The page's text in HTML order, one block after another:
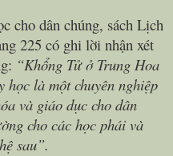
dân chúng, sách Lịch
225 có ghi lời nhận xét
“Khổng Tử ở Trung Hoa
là một chuyên nghiệp
và giáo dục cho dân
cho các học phái và
sau”.